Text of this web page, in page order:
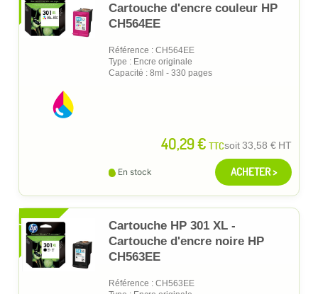
Cartouche d'encre couleur HP
CH564EE
Référence : CH564EE
Type : Encre originale
Capacité : 8ml - 330 pages
40,29 € TTCsoit33,58 € HT
En stock ACHETER >
XL
Cartouche HP 301 XL -
Cartouche d'encre noire HP
CH563EE
Référence : CH563EE